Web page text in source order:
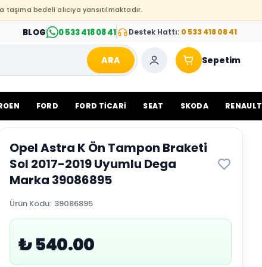
bedeli alıcıya yansıtılmaktadır.
BLOG 0 533 418 08 41 Destek Hattı: 0 533 418 08 41
ARA Sepetim
FORD FORD TİCARİ SEAT SKODA RENAULT
Opel Astra K Ön Tampon Braketi
Sol 2017-2019 Uyumlu Dega
Marka 39086895
Ürün Kodu: 39086895
₺ 540.00